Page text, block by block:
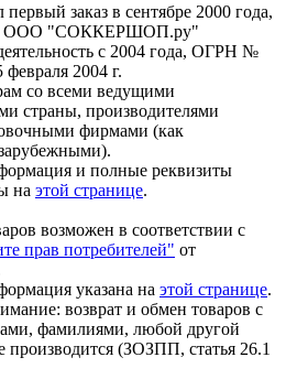
заказ в сентябре 2000 года,
ООО "СОККЕРШОП.ру"
с 2004 года, ОГРН №
2004 г.
со всеми ведущими
страны, производителями
фирмами (как
и полные реквизиты
на этой странице.
возможен в соответствии с
прав потребителей" от
указана на этой странице.
возврат и обмен товаров с
фамилиями, любой другой
производится (ЗОЗПП, статья 26.1